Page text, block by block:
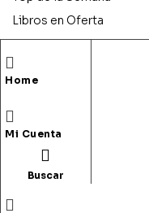
Home
Mi Cuenta
Buscar
Libros en Oferta
Novedades
Copyright © 2025